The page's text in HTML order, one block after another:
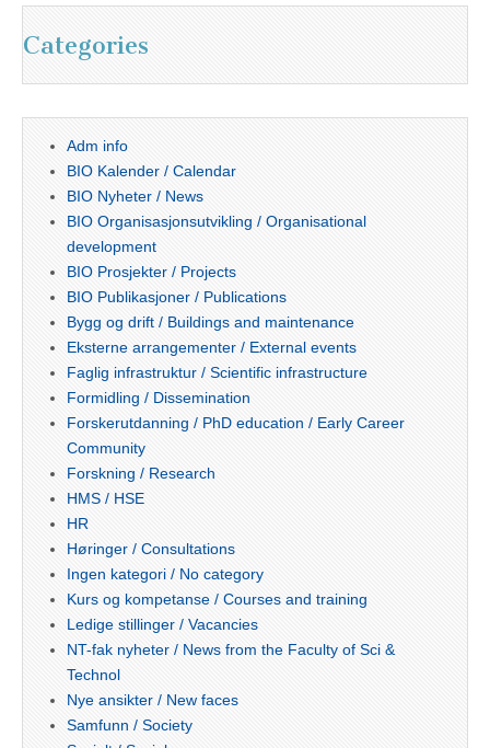
Categories
Adm info
BIO Kalender / Calendar
BIO Nyheter / News
BIO Organisasjonsutvikling / Organisational
development
BIO Prosjekter / Projects
BIO Publikasjoner / Publications
Bygg og drift / Buildings and maintenance
Eksterne arrangementer / External events
Faglig infrastruktur / Scientific infrastructure
Formidling / Dissemination
Forskerutdanning / PhD education / Early Career
Community
Forskning / Research
HMS / HSE
HR
Høringer / Consultations
Ingen kategori / No category
Kurs og kompetanse / Courses and training
Ledige stillinger / Vacancies
NT-fak nyheter / News from the Faculty of Sci &
Technol
Nye ansikter / New faces
Samfunn / Society